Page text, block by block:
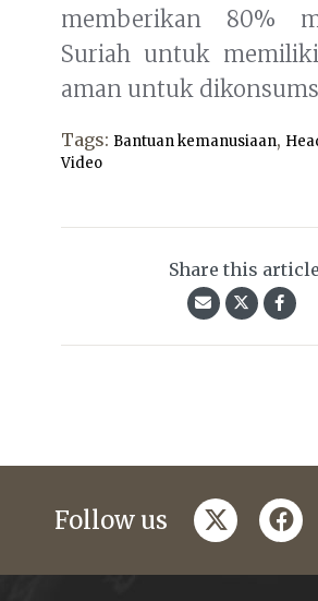
memberikan 80%
Suriah untuk
aman untuk
Tags: Bantuan kemanusiaan,
Video
Share this article
Follow us twitter